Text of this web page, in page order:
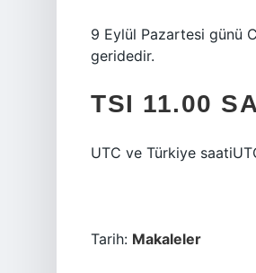
9 Eylül Pazartesi günü
geridedir.
TSI 11.00
UTC ve Türkiye
Tarih: Makaleler